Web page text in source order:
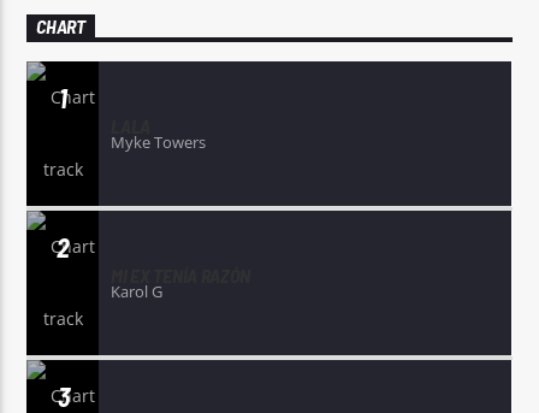
CHART
1
Myke Towers
2
Karol G
3